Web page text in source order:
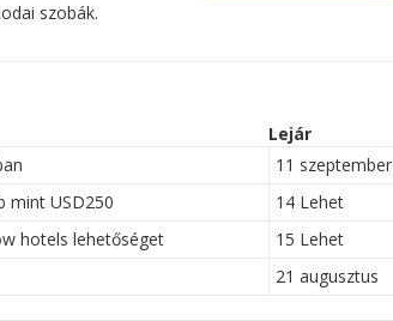
szobák.
Lejár
11 szeptember
mint USD250
14 Lehet
hotels lehetőséget
15 Lehet
21 augusztus